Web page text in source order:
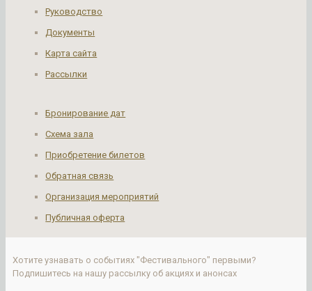
Руководство
Документы
Карта сайта
Рассылки
Бронирование дат
Схема зала
Приобретение билетов
Обратная связь
Организация мероприятий
Публичная оферта
Хотите узнавать о событиях "Фестивального" первыми?
Подпишитесь на нашу рассылку об акциях и анонсах